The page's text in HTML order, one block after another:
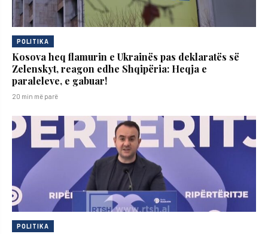
POLITIKA
Kosova heq flamurin e Ukrainës pas deklaratës së
Zelenskyt, reagon edhe Shqipëria: Heqja e
paraleleve, e gabuar!
20 min më parë
POLITIKA